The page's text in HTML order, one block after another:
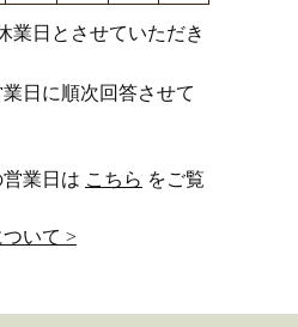
業日とさせていただき
日に順次回答させて
業日は こちら をご覧
いて >